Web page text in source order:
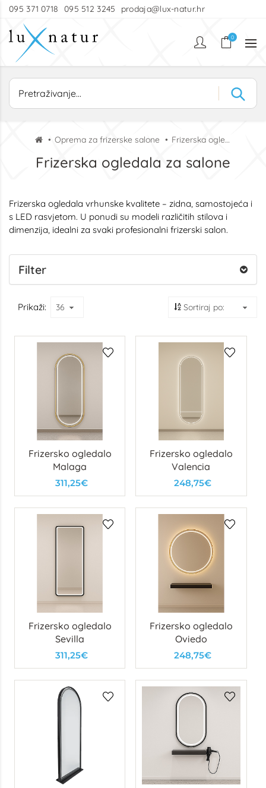
095 371 0718 095 512 3245 prodaja@lux-natur.hr
0
Oprema za frizerske salone Frizerska ogledala za salone
Frizerska ogledala za salone
Frizerska ogledala vrhunske kvalitete – zidna, samostojeća i
s LED rasvjetom. U ponudi su modeli različitih stilova i
dimenzija, idealni za svaki profesionalni frizerski salon.
Filter
Prikaži:
Frizersko ogledalo
Malaga
311,25€
Frizersko ogledalo
Valencia
248,75€
Frizersko ogledalo
Sevilla
311,25€
Frizersko ogledalo
Oviedo
248,75€